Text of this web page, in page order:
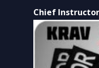
Chief